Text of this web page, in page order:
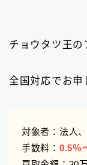
チョウタツ王の
全国対応でお申
対象者：法人
手数料： 0.5％